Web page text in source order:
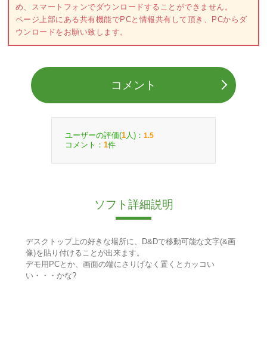
め、スマートフォンでダウンロードすることができません。
ページ上部にある共有機能でPCと情報共有して頂き、PCからダ
ウンロードをお願い致します。
コメント
ユーザーの評価(1 人)： 1.5
コメント： 1件
ソフト詳細説明
デスクトップ上の好きな場所に、D&Dで移動可能な文字(&画
像)を貼り付けることが出来ます。
デモ用PCとか、画面の端にさりげなく置くとカッコい
い・・・かな?